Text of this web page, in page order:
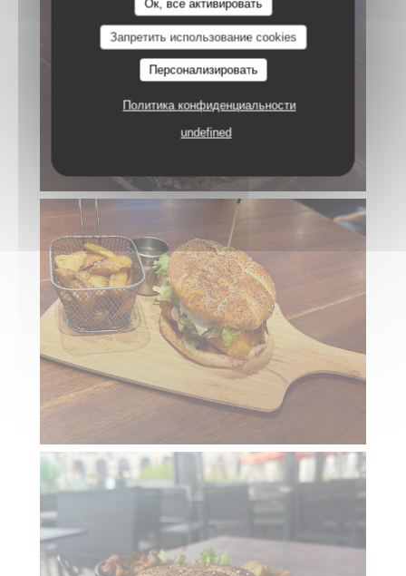
Ок, все активировать
Запретить использование cookies
Персонализировать
Политика конфиденциальности
undefined